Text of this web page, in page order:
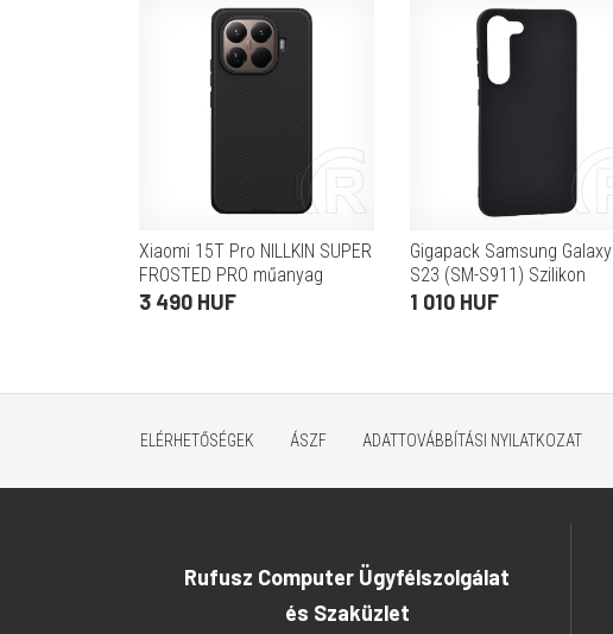
Xiaomi 15T Pro NILLKIN SUPER
FROSTED PRO műanyag
telefonvédő (ütésállóság,
3 490 HUF
Gigapack Samsung Galaxy
S23 (SM-S911) Szilikon
telefonvédő (matt) fekete
1 010 HUF
ELÉRHETŐSÉGEK ÁSZF ADATTOVÁBBÍTÁSI NYILATKOZAT
Rufusz Computer Ügyfélszolgálat
és Szaküzlet